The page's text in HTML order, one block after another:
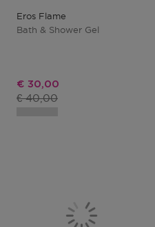
Eros Flame
Bath & Shower Gel
Kortingsprijs
€ 30,00
Productprijs
€ 40,00